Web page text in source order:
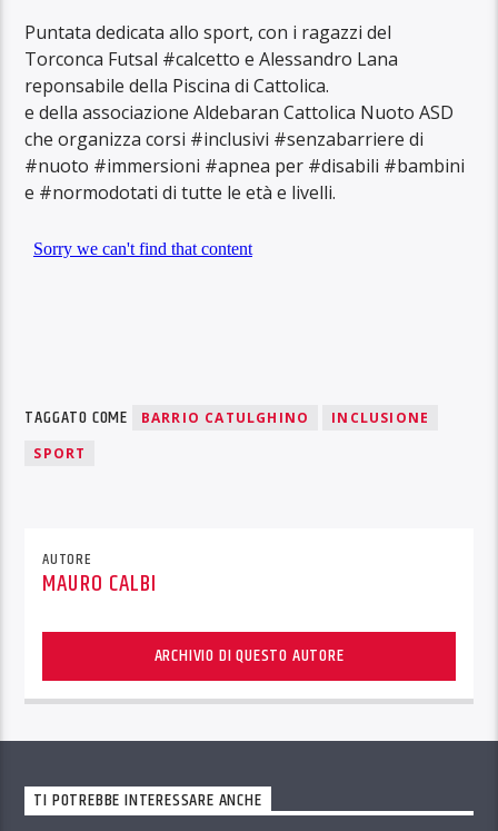
Puntata dedicata allo sport, con i ragazzi del
Torconca Futsal #calcetto e Alessandro Lana
reponsabile della Piscina di Cattolica.
e della associazione Aldebaran Cattolica Nuoto ASD
che organizza corsi #inclusivi #senzabarriere di
#nuoto #immersioni #apnea per #disabili #bambini
e #normodotati di tutte le età e livelli.
TAGGATO COME BARRIO CATULGHINO
INCLUSIONE
SPORT
AUTORE
MAURO CALBI
ARCHIVIO DI QUESTO AUTORE
TI POTREBBE INTERESSARE ANCHE